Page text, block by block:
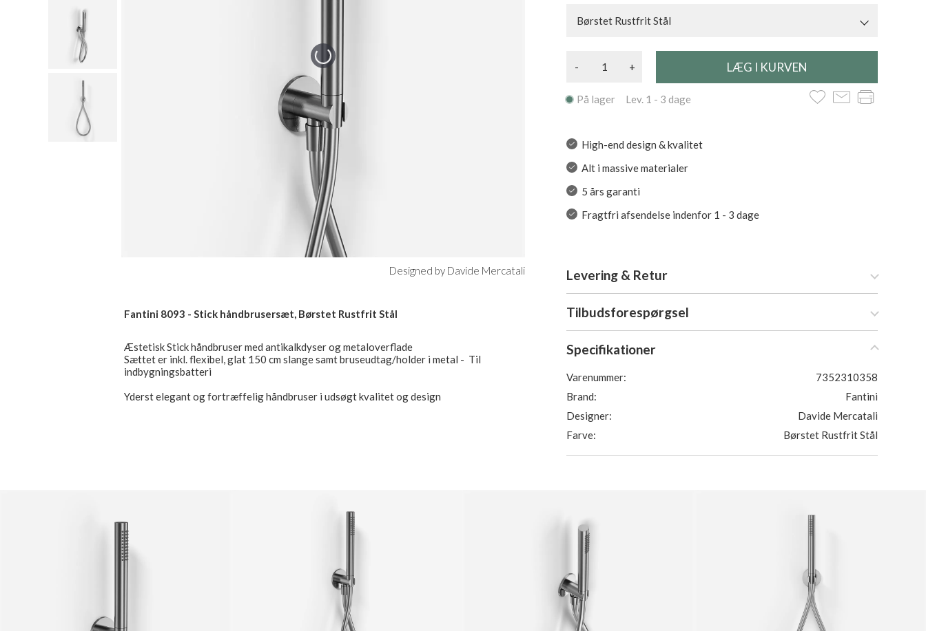
Designed by Davide Mercatali
Fantini 8093 - Stick håndbrusersæt, Børstet Rustfrit Stål
Æstetisk Stick håndbruser med antikalkdyser og metaloverflade
Sættet er inkl. flexibel, glat 150 cm slange samt bruseudtag/holder i metal - Til
indbygningsbatteri
Yderst elegant og fortræffelig håndbruser i udsøgt kvalitet og design
Børstet Rustfrit Stål
- +
På lager Lev. 1 - 3 dage
High-end design & kvalitet
Alt i massive materialer
5 års garanti
Fragtfri afsendelse indenfor 1 - 3 dage
Levering & Retur
Tilbudsforespørgsel
Specifikationer
Varenummer:
7352310358
Brand:
Fantini
Designer:
Davide Mercatali
Farve:
Børstet Rustfrit Stål